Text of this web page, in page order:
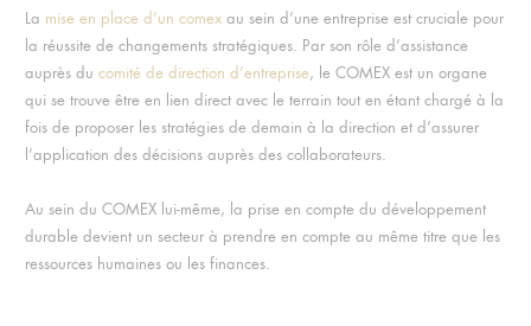
La mise en place d’un comexau sein d’une entreprise est cruciale pour
la réussite de changements stratégiques. Par son rôle d’assistance
auprès du comité de direction d’entreprise, le COMEX est un organe
qui se trouve être en lien direct avec le terrain tout en étant chargé à la
fois de proposer les stratégies de demain à la direction et d’assurer
l’application des décisions auprès des collaborateurs.
Au sein du COMEX lui-même, la prise en compte du développement
durable devient un secteur à prendre en compte au même titre que les
ressources humaines ou les finances.